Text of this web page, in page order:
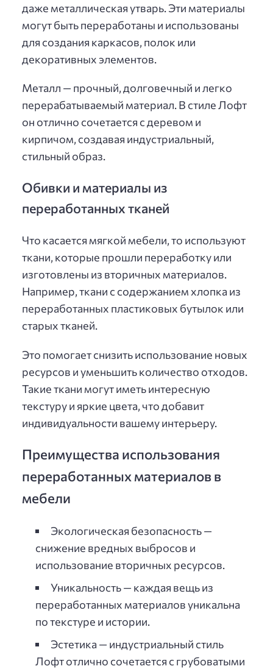
даже металлическая утварь. Эти материалы
могут быть переработаны и использованы
для создания каркасов, полок или
декоративных элементов.
Металл — прочный, долговечный и легко
перерабатываемый материал. В стиле Лофт
он отлично сочетается с деревом и
кирпичом, создавая индустриальный,
стильный образ.
Обивки и материалы из
переработанных тканей
Что касается мягкой мебели, то используют
ткани, которые прошли переработку или
изготовлены из вторичных материалов.
Например, ткани с содержанием хлопка из
переработанных пластиковых бутылок или
старых тканей.
Это помогает снизить использование новых
ресурсов и уменьшить количество отходов.
Такие ткани могут иметь интересную
текстуру и яркие цвета, что добавит
индивидуальности вашему интерьеру.
Преимущества использования
переработанных материалов в
мебели
Экологическая безопасность —
снижение вредных выбросов и
использование вторичных ресурсов.
Уникальность — каждая вещь из
переработанных материалов уникальна
по текстуре и истории.
Эстетика — индустриальный стиль
Лофт отлично сочетается с грубоватыми